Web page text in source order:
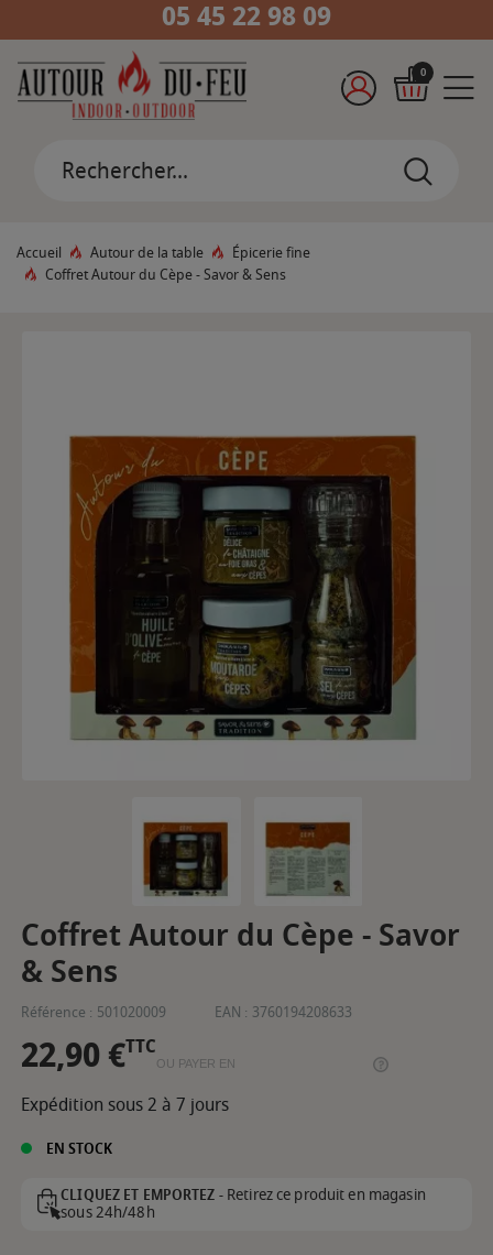
05 45 22 98 09
0
Accueil Autour de la table
Épicerie fine
Coffret Autour du Cèpe - Savor & Sens
Coffret Autour du Cèpe - Savor
& Sens
Référence : 501020009 EAN : 3760194208633
22,90 €TTC
OU PAYER EN
Expédition sous 2 à 7 jours
EN STOCK
CLIQUEZ ET EMPORTEZ -Retirez ce produit en magasin
sous 24h/48h